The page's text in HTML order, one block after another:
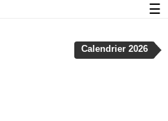
Calendrier 2026
☰